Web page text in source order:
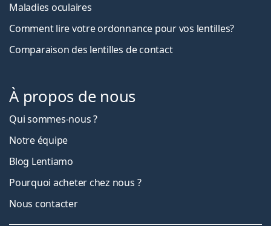
Maladies oculaires
Comment lire votre ordonnance pour vos lentilles?
Comparaison des lentilles de contact
À propos de nous
Qui sommes-nous ?
Notre équipe
Blog Lentiamo
Pourquoi acheter chez nous ?
Nous contacter